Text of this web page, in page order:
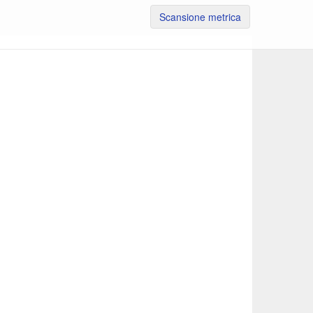
Scansione metrica